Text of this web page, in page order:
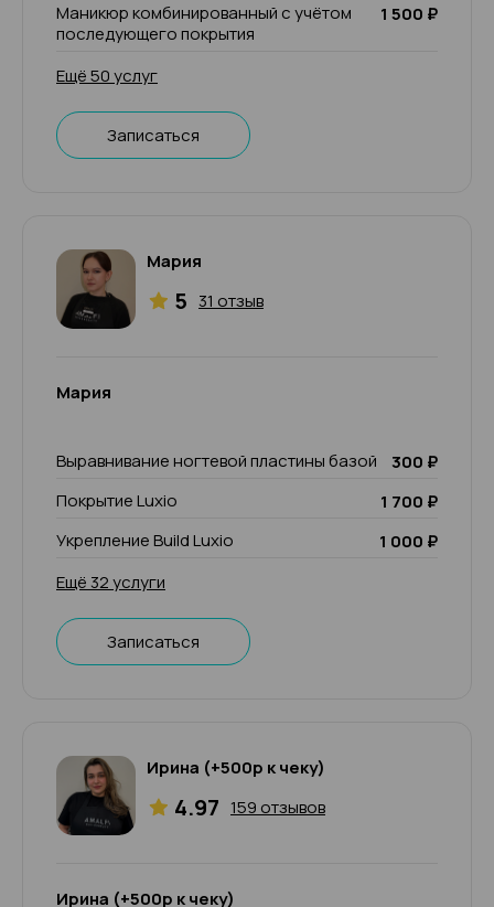
Маникюр комбинированный с учётом
последующего покрытия
1 500 ₽
Ещё 50 услуг
Записаться
Мария
5 31 отзыв
Мария
Выравнивание ногтевой пластины базой
300 ₽
Покрытие Luxio
1 700 ₽
Укрепление Build Luxio
1 000 ₽
Ещё 32 услуги
Записаться
Ирина (+500р к чеку)
4.97 159 отзывов
Ирина (+500р к чеку)